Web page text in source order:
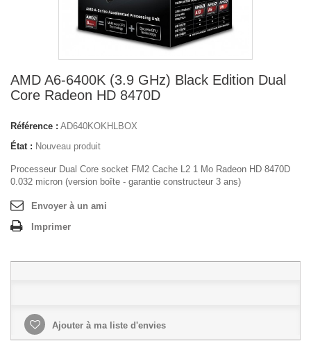
AMD A6-6400K (3.9 GHz) Black Edition Dual
Core Radeon HD 8470D
Référence : AD640KOKHLBOX
État : Nouveau produit
Processeur Dual Core socket FM2 Cache L2 1 Mo Radeon HD 8470D
0.032 micron (version boîte - garantie constructeur 3 ans)
Envoyer à un ami
Imprimer
Ajouter à ma liste d'envies